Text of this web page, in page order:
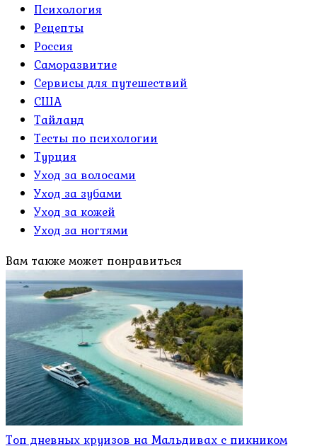
Психология
Рецепты
Россия
Саморазвитие
Сервисы для путешествий
США
Тайланд
Тесты по психологии
Турция
Уход за волосами
Уход за зубами
Уход за кожей
Уход за ногтями
Вам также может понравиться
Топ дневных круизов на Мальдивах с пикником